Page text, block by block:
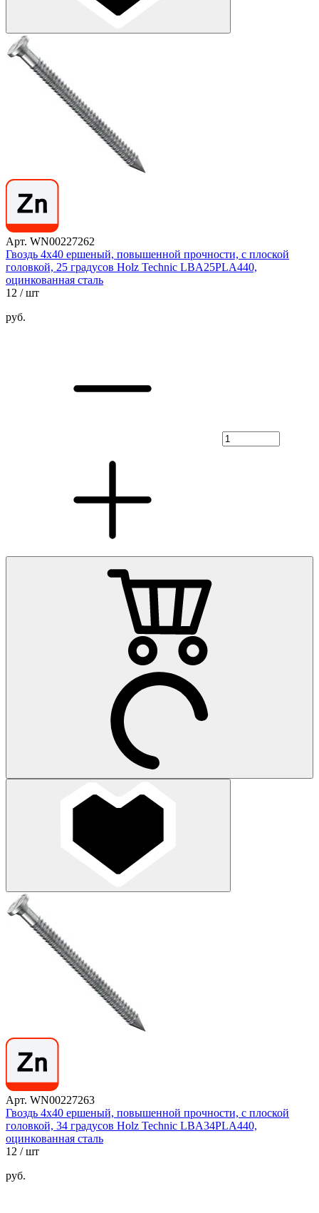
Арт. WN00227262
Гвоздь 4х40 ершеный, повышенной прочности, с плоской
головкой, 25 градусов Holz Technic LBA25PLA440,
оцинкованная сталь
12 / шт
руб.
Арт. WN00227263
Гвоздь 4х40 ершеный, повышенной прочности, с плоской
головкой, 34 градусов Holz Technic LBA34PLA440,
оцинкованная сталь
12 / шт
руб.